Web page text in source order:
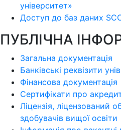
університет»
Доступ до баз даних
ПУБЛІЧНА
Загальна документація
Банківські реквізити
Фінансова документація
Сертифікати про
Ліцензія, ліцензований
здобувачів вищої освіти